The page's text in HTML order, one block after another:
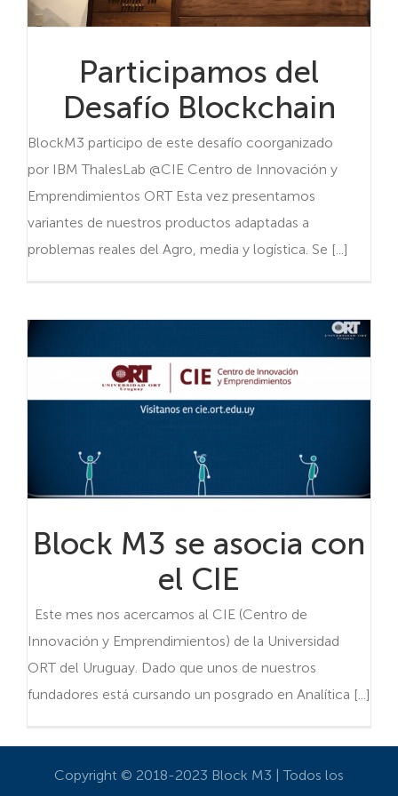
Participamos del
Desafío Blockchain
BlockM3 participo de este desafío coorganizado
por IBM ThalesLab @CIE Centro de Innovación y
Emprendimientos ORT Esta vez presentamos
variantes de nuestros productos adaptadas a
problemas reales del Agro, media y logística. Se [...]
Block M3 se asocia con
el CIE
Este mes nos acercamos al CIE (Centro de
Innovación y Emprendimientos) de la Universidad
ORT del Uruguay. Dado que unos de nuestros
fundadores está cursando un posgrado en Analítica [...]
Copyright © 2018-2023 Block M3 | Todos los